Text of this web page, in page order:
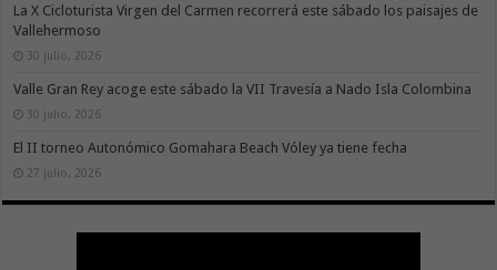
La X Cicloturista Virgen del Carmen recorrerá este sábado los paisajes de
Vallehermoso
30 julio, 2026
Valle Gran Rey acoge este sábado la VII Travesía a Nado Isla Colombina
30 julio, 2026
El II torneo Autonómico Gomahara Beach Vóley ya tiene fecha
27 julio, 2026